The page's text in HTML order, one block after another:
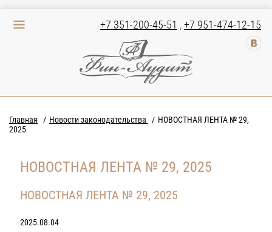
+7 351-200-45-51 ,+7 951-474-12-15
Главная Новости законодательства
НОВОСТНАЯ ЛЕНТА № 29,
2025
НОВОСТНАЯ ЛЕНТА № 29, 2025
НОВОСТНАЯ ЛЕНТА № 29, 2025
2025.08.04